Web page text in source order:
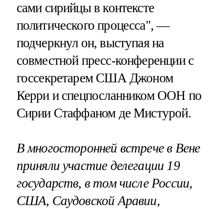
сами сирийцы в контексте
политического процесса", —
подчеркнул он, выступая на
совместной пресс-конференции с
госсекретарем США Джоном
Керри и спецпосланником ООН по
Сирии Стаффаном де Мистурой.
В многосторонней встрече в Вене
приняли участие делегации 19
государств, в том числе России,
США, Саудовской Аравии,